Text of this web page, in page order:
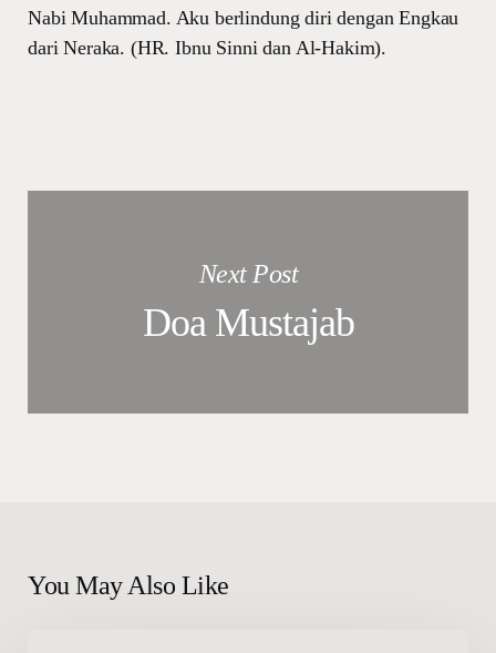
Nabi Muhammad. Aku berlindung diri dengan Engkau
dari Neraka. (HR. Ibnu Sinni dan Al-Hakim).
Next Post
Doa Mustajab
You May Also Like